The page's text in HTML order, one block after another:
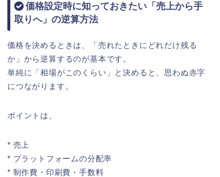
価格設定時に知っておきたい「売上から手
取りへ」の逆算方法
価格を決めるときは、「売れたときにどれだけ残る
か」から逆算するのが基本です。
単純に「相場がこのくらい」と決めると、思わぬ赤字
につながります。
ポイントは、
* 売上
* プラットフォームの分配率
* 制作費・印刷費・手数料